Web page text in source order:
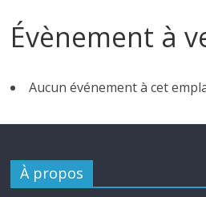
Évènement à
Aucun événement à cet
À propos